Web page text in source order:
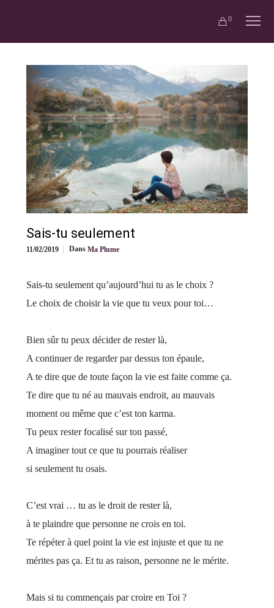
0
Sais-tu seulement
11/02/2019 Dans Ma Plume
Sais-tu seulement qu’aujourd’hui tu as le choix ?
Le choix de choisir la vie que tu veux pour toi…
Bien sûr tu peux décider de rester là,
A continuer de regarder par dessus ton épaule,
A te dire que de toute façon la vie est faite comme ça.
Te dire que tu né au mauvais endroit, au mauvais
moment ou même que c’est ton karma.
Tu peux rester focalisé sur ton passé,
A imaginer tout ce que tu pourrais réaliser
si seulement tu osais.
C’est vrai … tu as le droit de rester là,
à te plaindre que personne ne crois en toi.
Te répéter à quel point la vie est injuste et que tu ne
mérites pas ça. Et tu as raison, personne ne le mérite.
Mais si tu commençais par croire en Toi ?